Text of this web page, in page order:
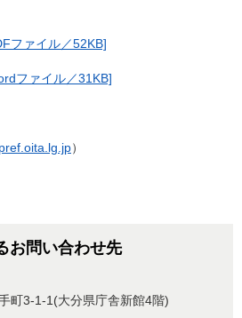
ファイル／52KB]
ファイル／31KB]
）
お問い合わせ先
町3-1-1(大分県庁舎新館4階)